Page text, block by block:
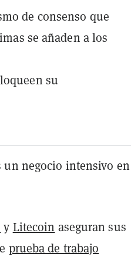
de consenso que
se añaden a los
su
un negocio intensivo en
y Litecoin aseguran sus
prueba de trabajo